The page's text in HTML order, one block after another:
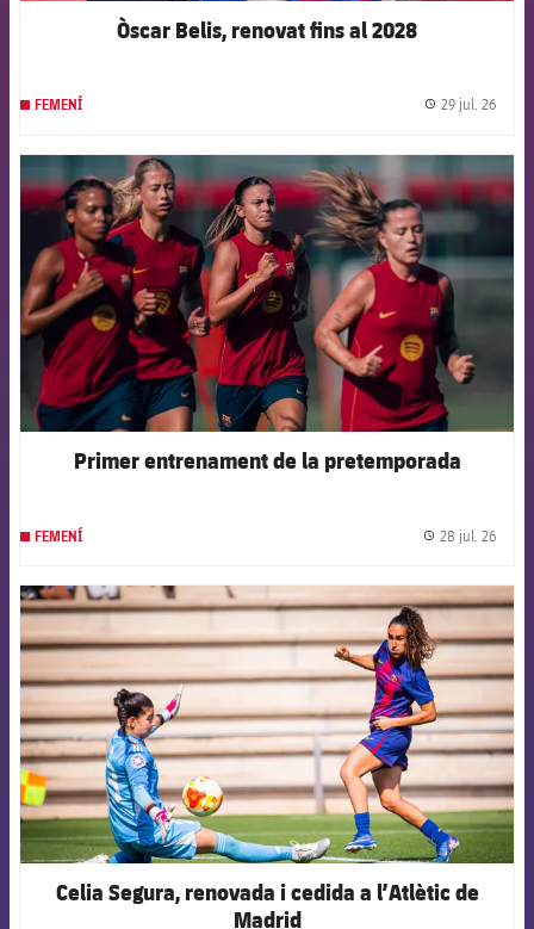
Òscar Belis, renovat fins al 2028
FEMENÍ 29 jul. 26
FCB Barcelona badge
Primer entrenament de la pretemporada
FEMENÍ 28 jul. 26
FCB Barcelona badge
Celia Segura, renovada i cedida a l’Atlètic de
Madrid